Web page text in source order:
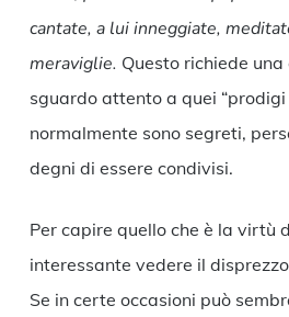
cantate, a lui inneggiate,
meraviglie. Questo richiede
sguardo attento a quei “prodigi
normalmente sono segreti,
degni di essere condivisi.
Per capire quello che è la virtù
interessante vedere il
Se in certe occasioni può